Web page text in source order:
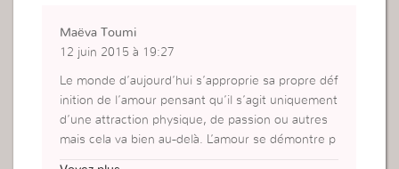
Maëva Toumi
12 juin 2015 à 19:27
Le monde d’aujourd’hui s’approprie sa propre déf
inition de l’amour pensant qu’il s’agit uniquement
d’une attraction physique, de passion ou autres
mais cela va bien au-delà. L’amour se démontre p